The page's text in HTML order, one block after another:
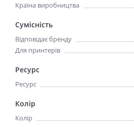
Країна виробництва
Сумісність
Відповідає бренду
Для принтерів
Ресурс
Ресурс
Колір
Колір